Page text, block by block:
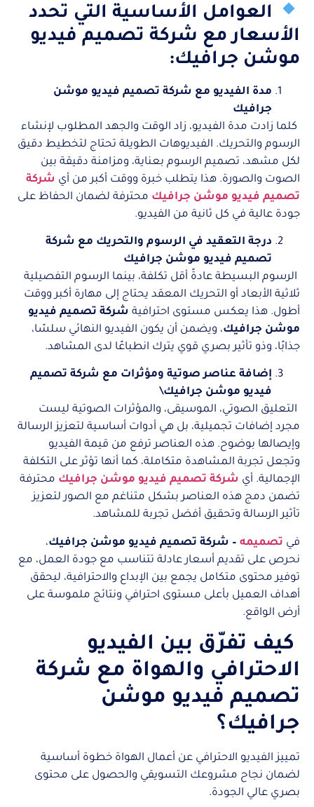
العوامل الأساسية التي تحدد
الأسعار مع شركة تصميم فيديو
موشن جرافيك:
مدة الفيديو مع شركة تصميم فيديو موشن
جرافيك
كلما زادت مدة الفيديو، زاد الوقت والجهد المطلوب لإنشاء
الرسوم والتحريك. الفيديوهات الطويلة تحتاج لتخطيط دقيق
لكل مشهد، تصميم الرسوم بعناية، ومزامنة دقيقة بين
الصوت والصورة. هذا يتطلب خبرة ووقت أكبر من أي شركة
تصميم فيديو موشن جرافيك محترفة لضمان الحفاظ على
جودة عالية في كل ثانية من الفيديو.
درجة التعقيد في الرسوم والتحريك مع شركة
تصميم فيديو موشن جرافيك
الرسوم البسيطة عادةً أقل تكلفة، بينما الرسوم التفصيلية
ثلاثية الأبعاد أو التحريك المعقد يحتاج إلى مهارة أكبر ووقت
أطول. هذا يعكس مستوى احترافية شركة تصميم فيديو
موشن جرافيك، ويضمن أن يكون الفيديو النهائي سلسًا،
جذابًا، وذو تأثير بصري قوي يترك انطباعًا لدى المشاهد.
إضافة عناصر صوتية ومؤثرات مع شركة تصميم
فيديو موشن جرافيك\
التعليق الصوتي، الموسيقى، والمؤثرات الصوتية ليست
مجرد إضافات تجميلية، بل هي أدوات أساسية لتعزيز الرسالة
وإيصالها بوضوح. هذه العناصر ترفع من قيمة الفيديو
وتجعل تجربة المشاهدة متكاملة، كما أنها تؤثر على التكلفة
الإجمالية. أي شركة تصميم فيديو موشن جرافيك محترفة
تضمن دمج هذه العناصر بشكل متناغم مع الصور لتعزيز
تأثير الرسالة وتحقيق أفضل تجربة للمشاهد.
في تصميمه – شركة تصميم فيديو موشن جرافيك،
نحرص على تقديم أسعار عادلة تتناسب مع جودة العمل، مع
توفير محتوى متكامل يجمع بين الإبداع والاحترافية، ليحقق
أهداف العميل بأعلى مستوى احترافي ونتائج ملموسة على
أرض الواقع.
كيف تفرّق بين الفيديو
الاحترافي والهواة مع شركة
تصميم فيديو موشن
جرافيك؟
تمييز الفيديو الاحترافي عن أعمال الهواة خطوة أساسية
لضمان نجاح مشروعك التسويقي والحصول على محتوى
بصري عالي الجودة.